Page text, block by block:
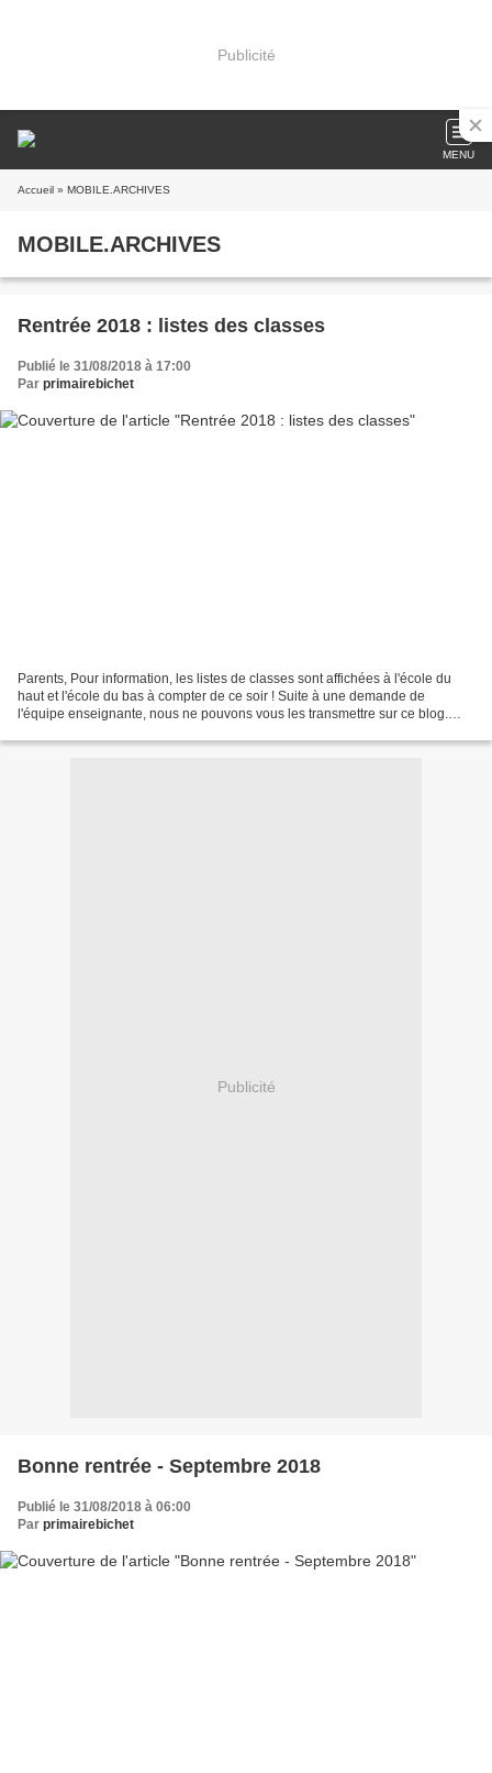
Publicité
MENU
Accueil » MOBILE.ARCHIVES
MOBILE.ARCHIVES
Rentrée 2018 : listes des classes
Publié le 31/08/2018 à 17:00
Par primairebichet
Parents, Pour information, les listes de classes sont affichées à l'école du
haut et l'école du bas à compter de ce soir ! Suite à une demande de
l'équipe enseignante, nous ne pouvons vous les transmettre sur ce blog.
Publicité
Bonne rentrée - Septembre 2018
Publié le 31/08/2018 à 06:00
Par primairebichet